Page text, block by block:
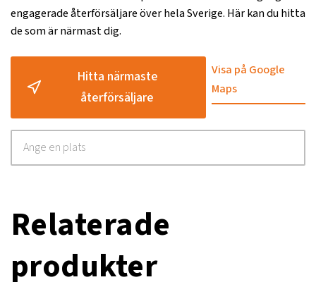
engagerade återförsäljare över hela Sverige. Här kan du hitta
de som är närmast dig.
Hitta närmaste
återförsäljare
Visa på Google
Maps
Relaterade
produkter